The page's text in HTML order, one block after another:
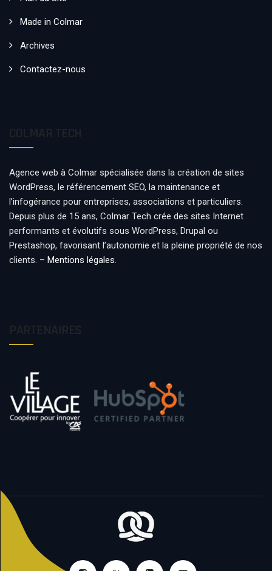
Made in Colmar
Archives
Contactez-nous
Agence web à Colmar spécialisée dans la création de sites
WordPress, le référencement SEO, la maintenance et
l’infogérance pour entreprises, associations et particuliers.
Depuis plus de 15 ans, Colmar Tech crée des sites Internet
performants et évolutifs sous WordPress, Drupal ou
Prestashop, favorisant l’autonomie et la pleine propriété de nos
clients. – Mentions légales.